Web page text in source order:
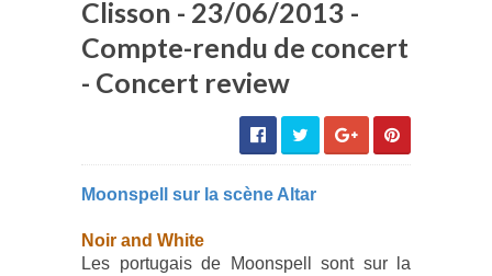
Clisson - 23/06/2013 -
Compte-rendu de concert
- Concert review
Moonspell sur la scène Altar
Noir and White
Les portugais de Moonspell sont sur la